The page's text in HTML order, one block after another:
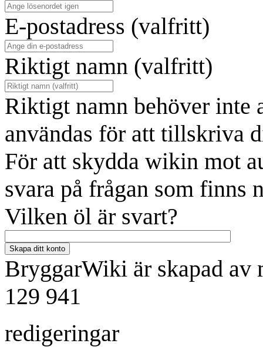
E-postadress (valfritt)
Riktigt namn (valfritt)
Riktigt namn behöver inte
användas för att tillskriva
För att skydda wikin mot
svara på frågan som finns
Vilken öl är svart?
Skapa ditt konto
BryggarWiki är skapad av
129 941
redigeringar